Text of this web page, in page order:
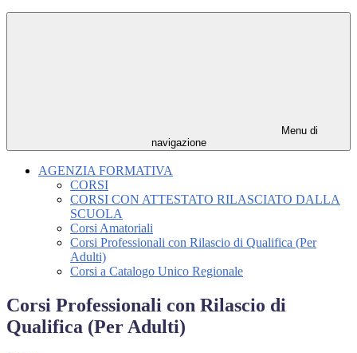
Menu di
navigazione
AGENZIA FORMATIVA
CORSI
CORSI CON ATTESTATO RILASCIATO DALLA
SCUOLA
Corsi Amatoriali
Corsi Professionali con Rilascio di Qualifica (Per
Adulti)
Corsi a Catalogo Unico Regionale
Corsi Professionali con Rilascio di
Qualifica (Per Adulti)